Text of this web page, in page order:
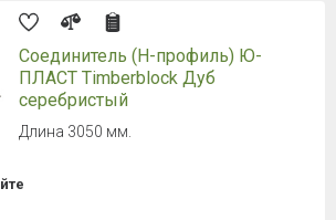
Соединитель (H-профиль) Ю-
ПЛАСТ Timberblock Дуб
серебристый
Длина 3050 мм.